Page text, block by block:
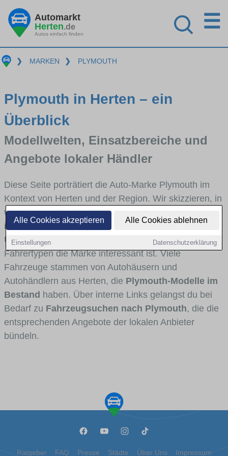
Alle Cookies akzeptieren Alle Cookies ablehnen
Einstellungen Datenschutzerklärung
Automarkt
Herten.de
Autos einfach finden
☰
❯ MARKEN ❯ PLYMOUTH
Plymouth in Herten – ein
Überblick
Modellwelten, Einsatzbereiche und
Angebote lokaler Händler
Diese Seite porträtiert die Auto-Marke Plymouth im
Kontext von Herten und der Region. Wir skizzieren, in
welchen Fahrzeugklassen Plymouth stark vertreten
ist, welche Modellreihen häufig im Stadt- und
Umlandverkehr zu sehen sind und für welche
Fahrertypen die Marke interessant ist. Viele
Fahrzeuge stammen von Autohäusern und
Autohändlern aus Herten, die Plymouth-Modelle im
Bestand haben. Über interne Links gelangst du bei
Bedarf zu Fahrzeugsuchen nach Plymouth, die die
entsprechenden Angebote der lokalen Anbieter
bündeln.
Ratgeber FAQ Presse Städte Über Uns Impressum